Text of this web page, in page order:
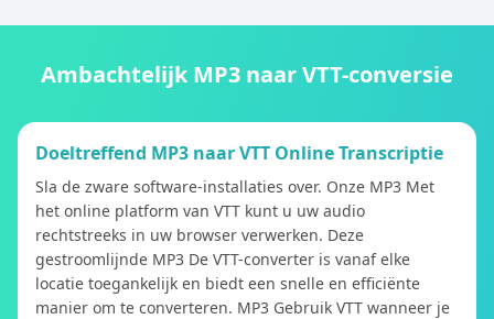
Ambachtelijk MP3 naar VTT-conversie
Doeltreffend MP3 naar VTT Online Transcriptie
Sla de zware software-installaties over. Onze MP3 Met
het online platform van VTT kunt u uw audio
rechtstreeks in uw browser verwerken. Deze
gestroomlijnde MP3 De VTT-converter is vanaf elke
locatie toegankelijk en biedt een snelle en efficiënte
manier om te converteren. MP3 Gebruik VTT wanneer je